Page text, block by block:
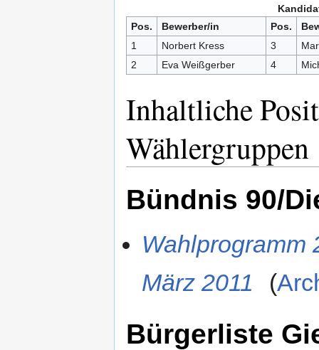
Pos.
Bewerber/in Pos.
1
Norbert Kress 3
2
Eva Weißgerber 4
Inhaltliche
Wählergruppen
Bündnis 90/
Wahlprogramm
März 2011
(
Bürgerliste